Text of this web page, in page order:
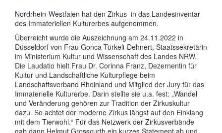
Nordrhein-Westfalen hat den Zirkus in das Landesinventar
des Immateriellen Kulturerbes aufgenommen.
Überreicht wurde die Auszeichnung am 24.11.2022 in
Düsseldorf von Frau Gonca Türkeli-Dehnert, Staatssekretärin
im Ministerium Kultur und Wissenschaft des Landes NRW.
Die Laudatio hielt Frau Dr. Corinna Franz, Dezernentin für
Kultur und Landschaftliche Kulturpflege beim
Landschaftsverband Rheinland und Mitglied der Jury für das
Immaterielle Kulturerbe. Darin stellte sie u.a. fest: „Wandel
und Veränderung gehören zur Tradition der Zirkuskultur
dazu. So achtet der moderne Zirkus längst auf den Einklang
mit dem Tierwohl.“ Für das Netzwerk der Zirkusverbände
gab dann Helmut Grosscurth ein kurzes Statement ab und